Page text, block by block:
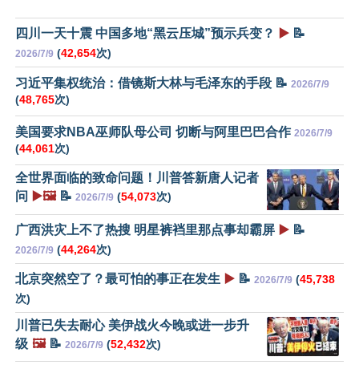
四川一天十震 中国多地“黑云压城”预示兵变？ ▶️ 📝
2026/7/9 (42,654次)
习近平集权统治：借镜斯大林与毛泽东的手段 📝 2026/7/9
(48,765次)
美国要求NBA巫师队母公司 切断与阿里巴巴合作 2026/7/9
(44,061次)
全世界面临的致命问题！川普答新唐人记者
问
▶️🖼️📝 2026/7/9 (54,073次)
广西洪灾上不了热搜 明星裤裆里那点事却霸屏 ▶️ 📝
2026/7/9 (44,264次)
北京突然空了？最可怕的事正在发生 ▶️ 📝 2026/7/9 (45,738
次)
川普已失去耐心 美伊战火今晚或进一步升
级 🖼️📝 2026/7/9 (52,432次)